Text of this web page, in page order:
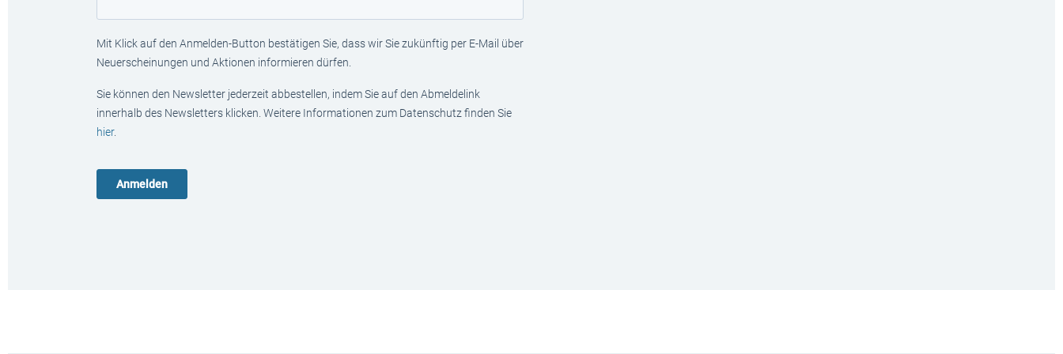
Mit Klick auf den Anmelden-Button bestätigen Sie, dass wir Sie zukünftig per E-Mail über
Neuerscheinungen und Aktionen informieren dürfen.
Sie können den Newsletter jederzeit abbestellen, indem Sie auf den Abmeldelink
innerhalb des Newsletters klicken. Weitere Informationen zum Datenschutz finden Sie
hier.